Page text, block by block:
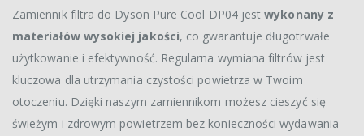
Zamiennik filtra do Dyson Pure Cool DP04 jestwykonany z
materiałów wysokiej jakości, co gwarantuje długotrwałe
użytkowanie i efektywność. Regularna wymiana filtrów jest
kluczowa dla utrzymania czystości powietrza w Twoim
otoczeniu. Dzięki naszym zamiennikom możesz cieszyć się
świeżym i zdrowym powietrzem bez konieczności wydawania